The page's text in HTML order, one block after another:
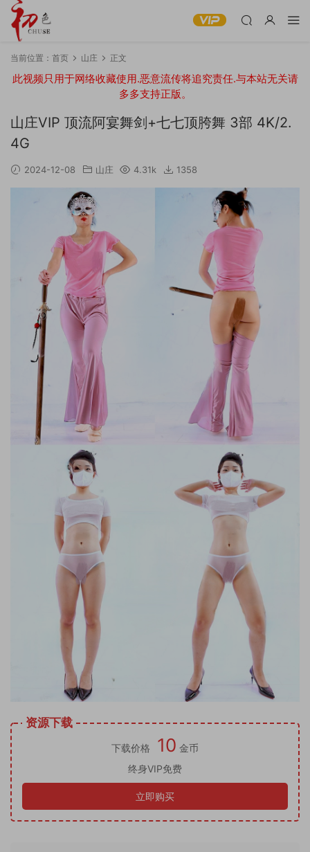
当前位置： 首页 山庄 正文
此视频只用于网络收藏使用.恶意流传将追究责任.与本站无关请
多多支持正版。
山庄VIP 顶流阿宴舞剑+七七顶胯舞 3部 4K/2.
4G
2024-12-08 山庄 4.31k 1358
资源下载
下载价格 10 金币
终身VIP免费
立即购买